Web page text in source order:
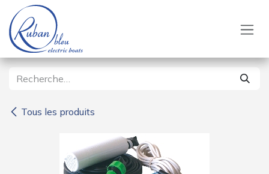
Se rendre au contenu
Tous les produits